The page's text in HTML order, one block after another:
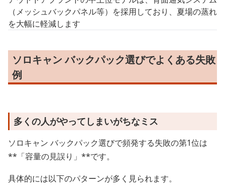
（メッシュバックパネル等）を採用しており、夏場の蒸れ
を大幅に軽減します
ソロキャン バックパック選びでよくある失敗
例
多くの人がやってしまいがちなミス
ソロキャン バックパック選びで頻発する失敗の第1位は
**「容量の見誤り」**です。
具体的には以下のパターンが多く見られます。